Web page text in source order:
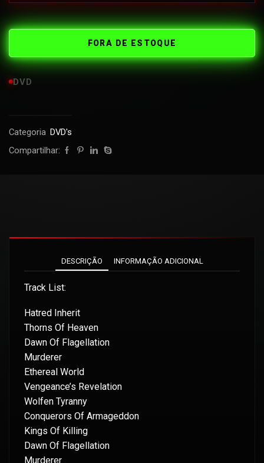
FORA DE ESTOQUE
DVD
Categoria DVD's
Compartilhar:
DESCRIÇÃO INFORMAÇÃO ADICIONAL
Track List:
Hatred Inherit
Thorns Of Heaven
Dawn Of Flagellation
Murderer
Ethereal World
Vengeance’s Revelation
Wolfen Tyranny
Conquerors Of Armageddon
Kings Of Killing
Dawn Of Flagellation
Murderer